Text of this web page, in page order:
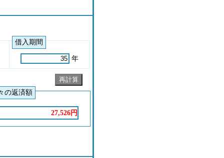
借入期間
年
の返済額
27,526円